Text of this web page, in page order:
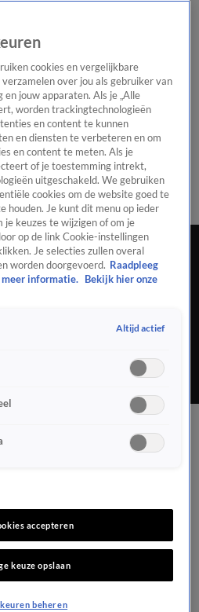
Het beste van Hart
Tip de
WeerTip de redactiePanelVideo's
enorm hoog, Eva
volgens het Trimbos instituut
landelijke campagne
17-jarige Eva uit Den Haag
cookies en vergelijkbare
over jou als gebruiker van
en jouw apparaten. Als je „Alle
worden trackingtechnologieën
en content te kunnen
en diensten te verbeteren en om
en content te meten. Als je
of je toestemming intrekt,
uitgeschakeld. We gebruiken
cookies om de website goed te
houden. Je kunt dit menu op ieder
je keuzes te wijzigen of om je
op de link Cookie-instellingen
Je selecties zullen overal
worden doorgevoerd. Raadpleeg
informatie.
Bekijk hier onze
Altijd actief
accepteren
keuze opslaan
beheren